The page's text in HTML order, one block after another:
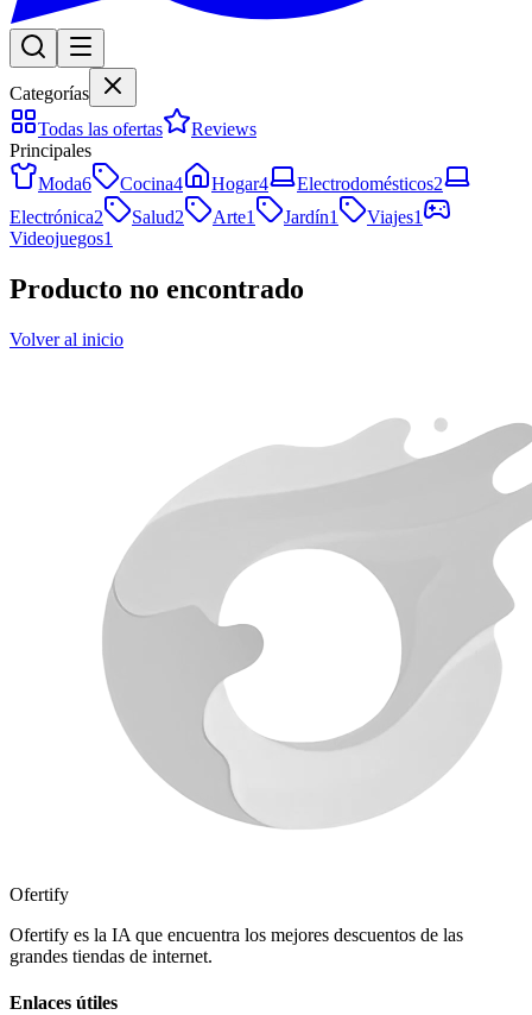
Categorías
Todas las ofertas
Reviews
Principales
Moda6 Cocina4 Hogar4 Electrodomésticos2
Electrónica2 Salud2 Arte1 Jardín1 Viajes1
Videojuegos1
Producto no encontrado
Volver al inicio
Ofertify
Ofertify es la IA que encuentra los mejores descuentos de las
grandes tiendas de internet.
Enlaces útiles